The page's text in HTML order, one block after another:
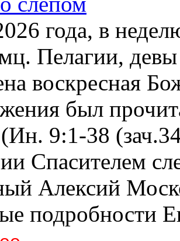
года, в
Пелагии,
воскресная
был
9:1-38
Спасителем
Алексий
подробности